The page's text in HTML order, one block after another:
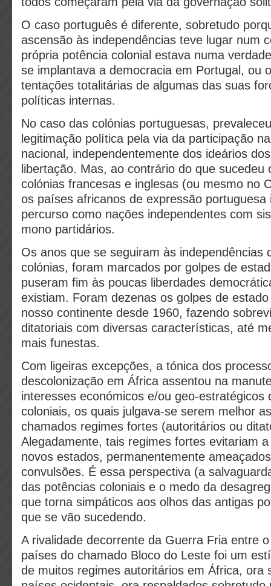
O caso português é diferente, sobretudo
ascensão às independências teve lugar num
própria potência colonial estava numa
se implantava a democracia em Portugal, ou
tentações totalitárias de algumas das suas
políticas internas.
No caso das colónias portuguesas,
legitimação política pela via da participação
nacional, independentemente dos ideários
libertação. Mas, ao contrário do que sucedeu
colónias francesas e inglesas (ou mesmo no
os países africanos de expressão portuguesa
percurso como nações independentes com
mono partidários.
Os anos que se seguiram às independências
colónias, foram marcados por golpes de
puseram fim às poucas liberdades
existiam. Foram dezenas os golpes de
nosso continente desde 1960, fazendo
ditatoriais com diversas características, até
mais funestas.
Com ligeiras excepções, a tónica dos
descolonização em África assentou na
interesses económicos e/ou geo-estratégicos
coloniais, os quais julgava-se serem melhor
chamados regimes fortes (autoritários ou
Alegadamente, tais regimes fortes evitariam
novos estados, permanentemente
convulsões. É essa perspectiva (a
das potências coloniais e o medo da
que torna simpáticos aos olhos das antigas
que se vão sucedendo.
A rivalidade decorrente da Guerra Fria entre
países do chamado Bloco do Leste foi um
de muitos regimes autoritários em África, ora